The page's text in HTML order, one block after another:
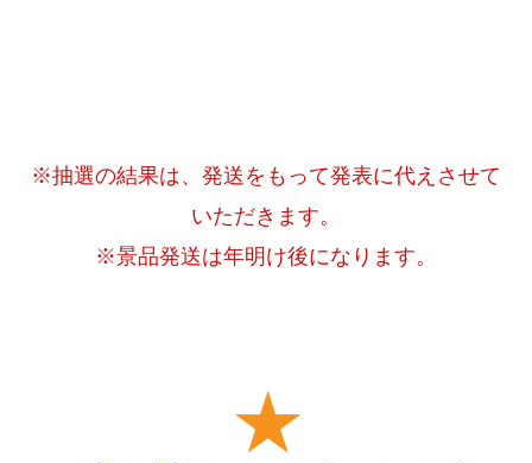
※抽選の結果は、発送をもって発表に代えさせて
いただきます。
※景品発送は年明け後になります。
★